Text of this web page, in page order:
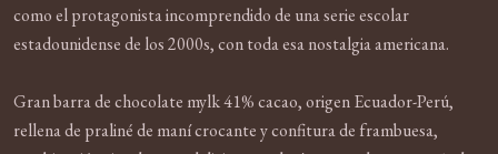
como el protagonista incomprendido de una serie escolar
estadounidense de los 2000s, con toda esa nostalgia americana.
Gran barra de chocolate mylk 41% cacao, origen Ecuador-Perú,
rellena de praliné de maní crocante y confitura de frambuesa,